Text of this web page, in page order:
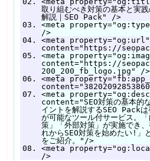
取り組むべき対策の基本と実
解説｜SEO Pack" />
<meta
/>
<meta property="og:url"
content="https://
<meta
content="https://
200_200_fb_logo.jpg" />
<meta
<meta
content="SEO対策の基本的
イントを解説するSEO Pack
が可能なツール付サービス。
策」「外部対策」が実施でき
れからSEO対策を始めたい!」
をご紹介。"/>
<meta
/>